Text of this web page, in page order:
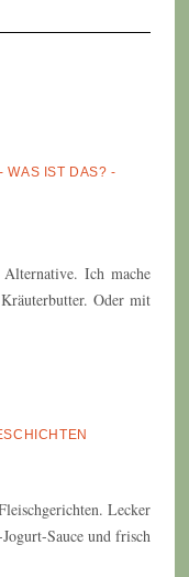
WAS IST DAS? -
Ich mache
Oder mit
Lecker
Sauce und frisch